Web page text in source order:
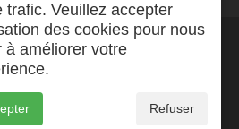
trafic. Veuillez accepter
des cookies pour nous
à améliorer votre
Refuser